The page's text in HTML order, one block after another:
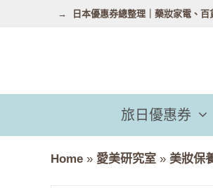
容
日本優惠券總整理｜藥妝家電、百
旅日優惠券
Home » 愛美研究室 » 美妝保